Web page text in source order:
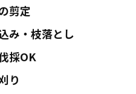
剪定
み・枝落とし
採OK
り